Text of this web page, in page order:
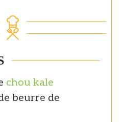
chou kale
beurre de